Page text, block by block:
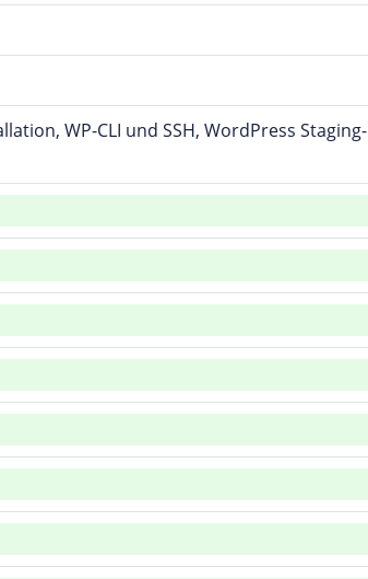
WP-CLI und SSH, WordPress Staging-